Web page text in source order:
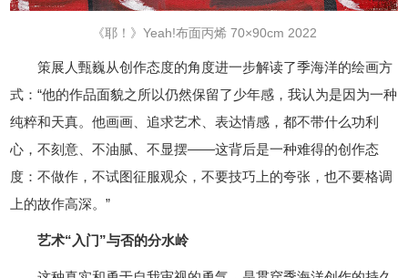
《耶！》Yeah!布面丙烯 70×90cm 2022
策展人甄巍从创作态度的角度进一步解读了季海洋的绘画方
式：“他的作品面貌之所以仍然保留了少年感，我认为是因为一种
纯粹和天真。他画画、追求艺术、表达情感，都不带什么功利
心，不刻意、不油腻、不显摆——这背后是一种难得的创作态
度：不做作，不试图征服观众，不要技巧上的夸张，也不要格调
上的故作高深。”
艺术“入门”与否的分水岭